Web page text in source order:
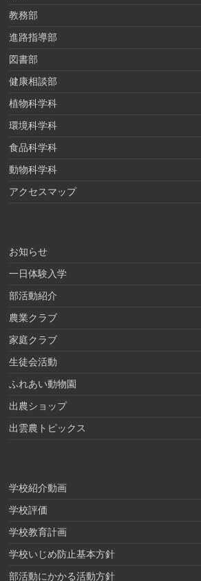
教務部
進路指導部
図書部
健康相談部
植物科学科
環境科学科
食品科学科
動物科学科
アクセスマップ
お知らせ
一日体験入学
部活動紹介
農業クラブ
家庭クラブ
生徒会活動
ふれあい動物園
出農ショップ
出雲農トピックス
学校紹介動画
学校評価
学校教育計画
学校いじめ防止基本方針
部活動にかかる活動方針